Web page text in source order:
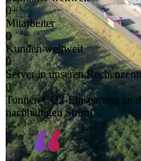
0+
Mitarbeiter
0
Kunden weltweit
0
Server in unseren
0
Tonnen CO2-Einsparung an
nachhaltigen Strom